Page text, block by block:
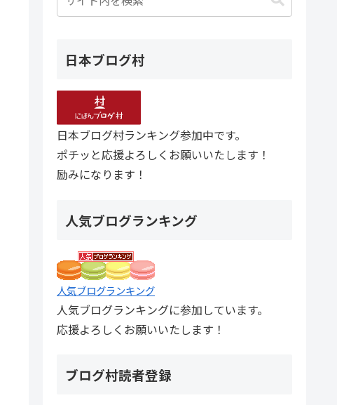
日本ブログ村
日本ブログ村ランキング参加中です。
ポチッと応援よろしくお願いいたします！
励みになります！
人気ブログランキング
人気ブログランキング
人気ブログランキングに参加しています。
応援よろしくお願いいたします！
ブログ村読者登録